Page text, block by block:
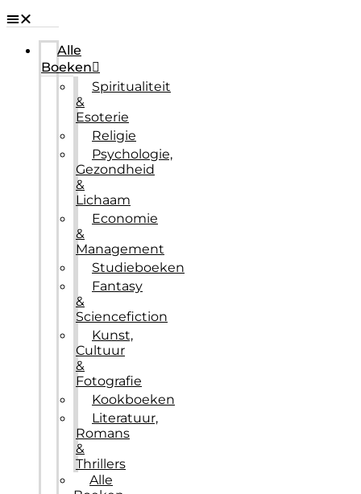
Alle
Boeken
Spiritualiteit
&
Esoterie
Religie
Psychologie,
Gezondheid
&
Lichaam
Economie
&
Management
Studieboeken
Fantasy
&
Sciencefiction
Kunst,
Cultuur
&
Fotografie
Kookboeken
Literatuur,
Romans
&
Thrillers
Alle